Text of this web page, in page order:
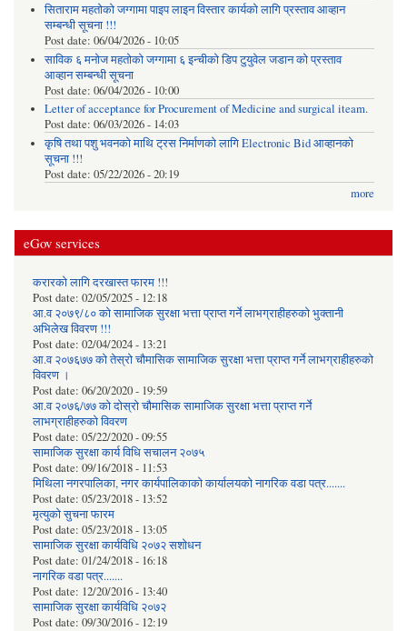
सिताराम महतोको जग्गामा पाइप लाइन विस्तार कार्यको लागि प्रस्ताव आव्हान
सम्बन्धी सूचना !!!
Post date: 06/04/2026 - 10:05
साविक ६ मनोज महतोको जग्गामा ६ इन्चीको डिप टुयुवेल जडान को प्रस्ताव
आव्हान सम्बन्धी सूचना
Post date: 06/04/2026 - 10:00
Letter of acceptance for Procurement of Medicine and surgical iteam.
Post date: 06/03/2026 - 14:03
कृषि तथा पशु भवनको माथि ट्रस निर्माणको लागि Electronic Bid आव्हानको
सूचना !!!
Post date: 05/22/2026 - 20:19
more
eGov services
करारको लागि दरखास्त फारम !!!
Post date: 02/05/2025 - 12:18
आ.व २०७९/८० को सामाजिक सुरक्षा भत्ता प्राप्त गर्ने लाभग्राहीहरुको भुक्तानी
अभिलेख विवरण !!!
Post date: 02/04/2024 - 13:21
आ.व २०७६७७ को तेस्रो चौमासिक सामाजिक सुरक्षा भत्ता प्राप्त गर्ने लाभग्राहीहरुको
विवरण ।
Post date: 06/20/2020 - 19:59
आ.व २०७६/७७ को दोस्रो चौमासिक सामाजिक सुरक्षा भत्ता प्राप्त गर्ने
लाभग्राहीहरुको विवरण
Post date: 05/22/2020 - 09:55
सामाजिक सुरक्षा कार्य विधि स‌चालन २०७५
Post date: 09/16/2018 - 11:53
मिथिला नगरपालिका, नगर कार्यपालिकाको कार्यालयकाे नागरिक वडा पत्र.......
Post date: 05/23/2018 - 13:52
मृत्युको सुचना फारम
Post date: 05/23/2018 - 13:05
सामाजिक सुरक्षा कार्यविधि २०७२ स‌शाेधन
Post date: 01/24/2018 - 16:18
नागरिक वडा पत्र.......
Post date: 12/20/2016 - 13:40
सामाजिक सुरक्षा कार्यविधि २०७२
Post date: 09/30/2016 - 12:19